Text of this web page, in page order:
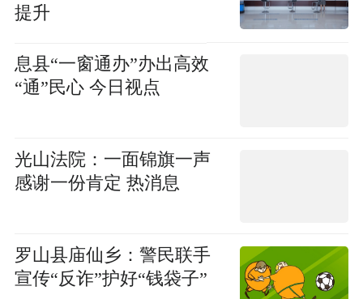
提升
​息县“一窗通办”办出高效
“通”民心 今日视点
​光山法院：一面锦旗一声
感谢一份肯定 热消息
​罗山县庙仙乡：警民联手
宣传“反诈”护好“钱袋子”